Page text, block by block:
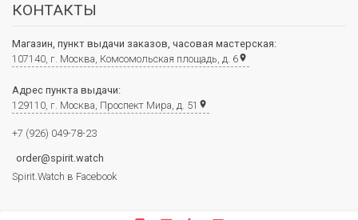
КОНТАКТЫ
Магазин, пункт выдачи заказов, часовая мастерская:
107140, г. Москва, Комсомольская площадь, д. 6place
Адрес пункта выдачи:
129110, г. Москва, Проспект Мира, д. 51 place
+7 (926) 049-78-23
order@spirit.watch
Spirit.Watch в Facebook